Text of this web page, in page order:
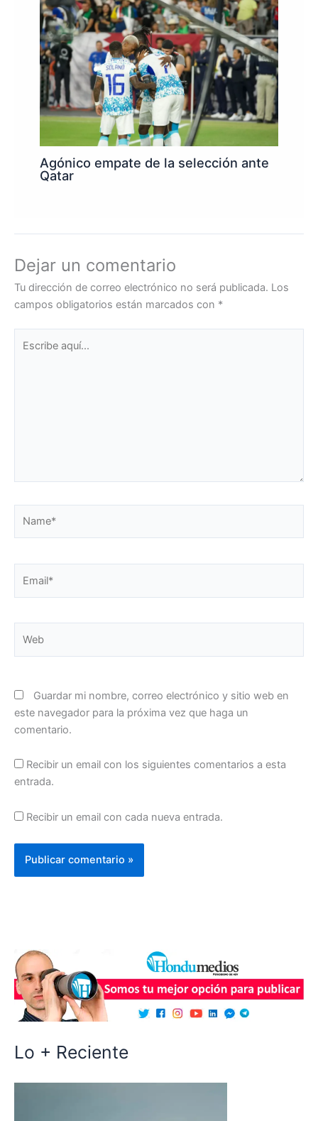
Agónico empate de la selección ante
Qatar
Dejar un comentario
Tu dirección de correo electrónico no será publicada. Los
campos obligatorios están marcados con *
aquí...
Guardar mi nombre, correo electrónico y sitio web en
este navegador para la próxima vez que haga un
comentario.
Recibir un email con los siguientes comentarios a esta
entrada.
Recibir un email con cada nueva entrada.
Lo + Reciente